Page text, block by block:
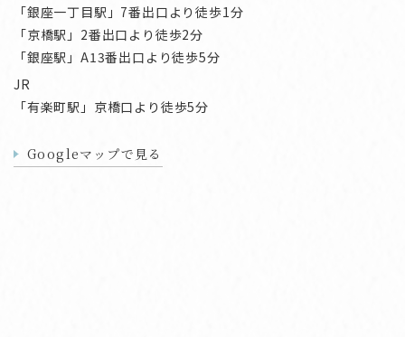
「銀座一丁目駅」7番出口より徒歩1分
「京橋駅」2番出口より徒歩2分
「銀座駅」A13番出口より徒歩5分
JR
「有楽町駅」京橋口より徒歩5分
Googleマップで見る